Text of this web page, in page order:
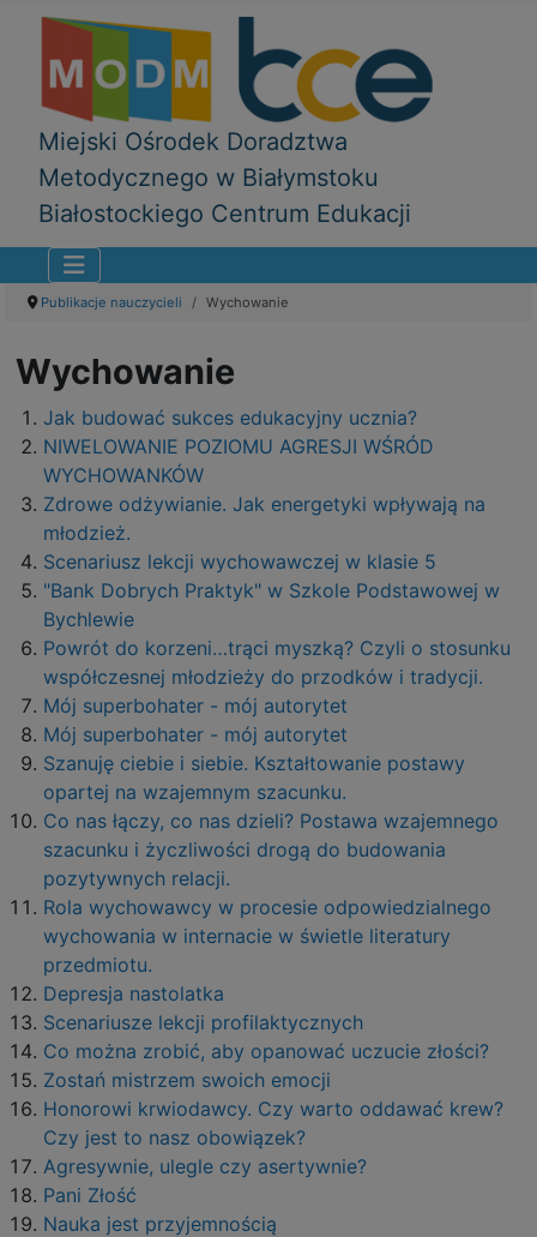
Miejski Ośrodek Doradztwa
Metodycznego w Białymstoku
Białostockiego Centrum Edukacji
Publikacje nauczycieli Wychowanie
Wychowanie
Jak budować sukces edukacyjny ucznia?
NIWELOWANIE POZIOMU AGRESJI WŚRÓD
WYCHOWANKÓW
Zdrowe odżywianie. Jak energetyki wpływają na
młodzież.
Scenariusz lekcji wychowawczej w klasie 5
"Bank Dobrych Praktyk" w Szkole Podstawowej w
Bychlewie
Powrót do korzeni…trąci myszką? Czyli o stosunku
współczesnej młodzieży do przodków i tradycji.
Mój superbohater - mój autorytet
Mój superbohater - mój autorytet
Szanuję ciebie i siebie. Kształtowanie postawy
opartej na wzajemnym szacunku.
Co nas łączy, co nas dzieli? Postawa wzajemnego
szacunku i życzliwości drogą do budowania
pozytywnych relacji.
Rola wychowawcy w procesie odpowiedzialnego
wychowania w internacie w świetle literatury
przedmiotu.
Depresja nastolatka
Scenariusze lekcji profilaktycznych
Co można zrobić, aby opanować uczucie złości?
Zostań mistrzem swoich emocji
Honorowi krwiodawcy. Czy warto oddawać krew?
Czy jest to nasz obowiązek?
Agresywnie, ulegle czy asertywnie?
Pani Złość
Nauka jest przyjemnością